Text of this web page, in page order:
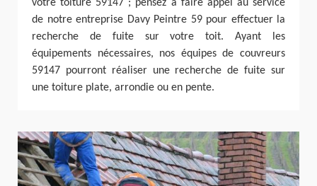
votre toiture 59147 ; pensez à faire appel au service
de notre entreprise Davy Peintre 59 pour effectuer la
recherche de fuite sur votre toit. Ayant les
équipements nécessaires, nos équipes de couvreurs
59147 pourront réaliser une recherche de fuite sur
une toiture plate, arrondie ou en pente.